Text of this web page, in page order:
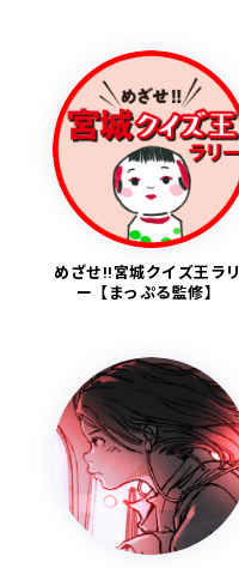
めざせ!!宮城クイズ王ラリ
ー【まっぷる監修】